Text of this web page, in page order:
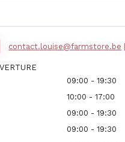
contact.louise@farmstore.be
09:00 - 19:30
10:00 - 17:00
09:00 - 19:30
09:00 - 19:30